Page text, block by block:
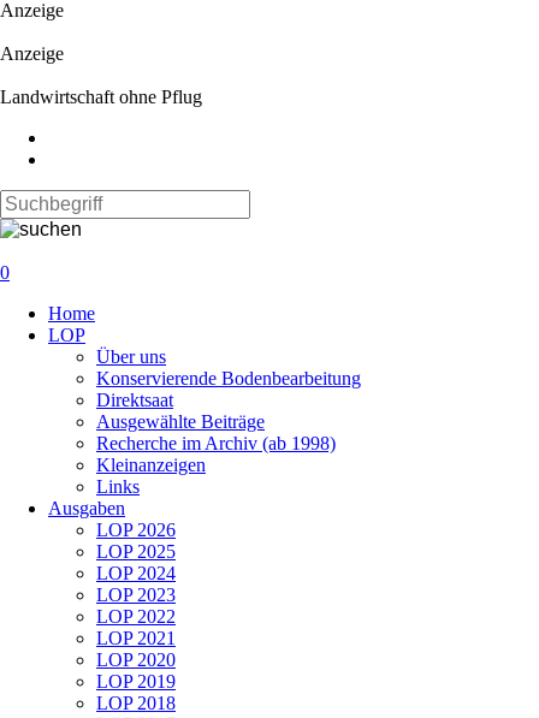
Anzeige
Anzeige
Landwirtschaft ohne Pflug
0
überspringen
Home
LOP
Über uns
Konservierende Bodenbearbeitung
Direktsaat
Ausgewählte Beiträge
Recherche im Archiv (ab 1998)
Kleinanzeigen
Links
Ausgaben
LOP 2026
LOP 2025
LOP 2024
LOP 2023
LOP 2022
LOP 2021
LOP 2020
LOP 2019
LOP 2018